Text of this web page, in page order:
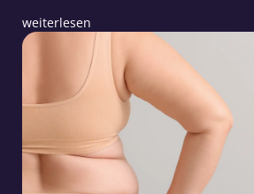
weiterlesen